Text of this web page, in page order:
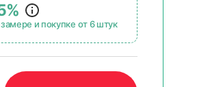
и покупке от 6 штук